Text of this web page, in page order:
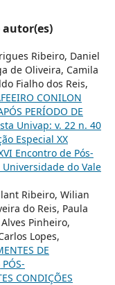
Ribeiro, Daniel
de Oliveira, Camila
Fialho dos Reis,
CONILON
PERÍODO DE
Univap: v. 22 n. 40
Especial XX
Encontro de Pós-
Universidade do Vale
Ribeiro, Wilian
do Reis, Paula
Pinheiro,
Lopes,
DE
CONDIÇÕES